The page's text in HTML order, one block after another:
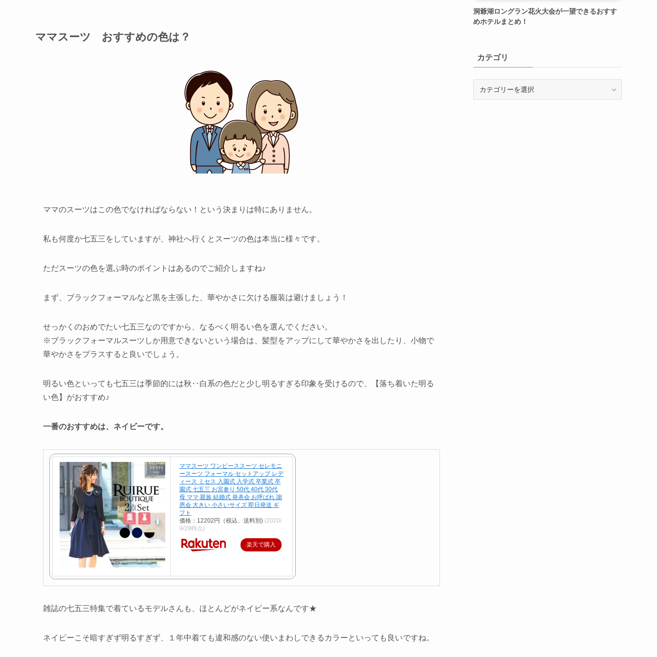
ママスーツ おすすめの色は？
ママのスーツはこの色でなければならない！という決まりは特にありません。
私も何度か七五三をしていますが、神社へ行くとスーツの色は本当に様々です。
ただスーツの色を選ぶ時のポイントはあるのでご紹介しますね♪
まず、ブラックフォーマルなど黒を主張した、華やかさに欠ける服装は避けましょう！
せっかくのおめでたい七五三なのですから、なるべく明るい色を選んでください。
※ブラックフォーマルスーツしか用意できないという場合は、髪型をアップにして華やかさを出したり、小物で
華やかさをプラスすると良いでしょう。
明るい色といっても七五三は季節的には秋‥白系の色だと少し明るすぎる印象を受けるので、【落ち着いた明る
い色】がおすすめ♪
一番のおすすめは、ネイビーです。
ママスーツ ワンピーススーツ セレモニ
ースーツ フォーマル セットアップ レデ
ィース ミセス 入園式 入学式 卒業式 卒
園式 七五三 お宮参り 50代 40代 30代
母 ママ 親族 結婚式 発表会 お呼ばれ 謝
恩会 大きい 小さいサイズ 即日発送 ギ
フト
価格：12202円（税込、送料別) (2020/
9/29時点)
楽天で購入
雑誌の七五三特集で着ているモデルさんも、ほとんどがネイビー系なんです★
ネイビーこそ暗すぎず明るすぎず、１年中着ても違和感のない使いまわしできるカラーといっても良いですね。
洞爺湖ロングラン花火大会が一望できるおすす
めホテルまとめ！
カテゴリ